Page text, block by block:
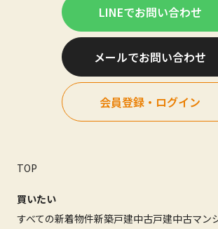
LINEでお問い合わせ
メールでお問い合わせ
会員登録・ログイン
TOP
買いたい
すべての新着物件新築戸建中古戸建中古マン